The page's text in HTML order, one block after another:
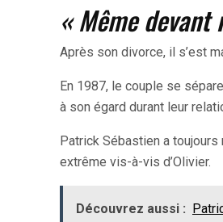
« Même
Après son divorce, il s’est
En 1987, le couple se
à son égard durant leur
Patrick Sébastien a
extrême vis-à-vis d’Olivier.
Découvrez aussi :